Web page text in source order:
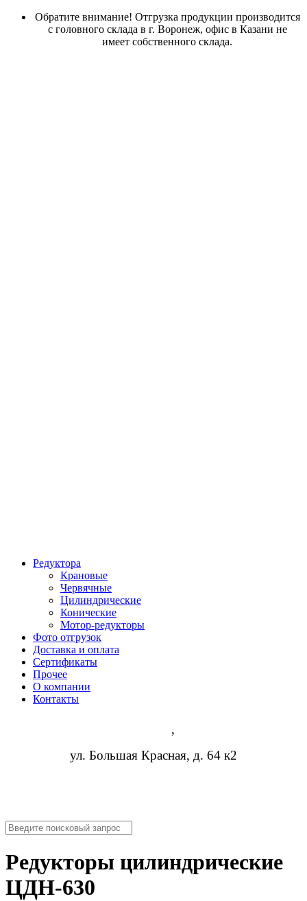
Обратите внимание! Отгрузка продукции производится
с головного склада в г. Воронеж, офис в Казани не
имеет собственного склада.
Редуктора
Крановые
Червячные
Цилиндрические
Конические
Мотор-редукторы
Фото отгрузок
Доставка и оплата
Сертификаты
Прочее
О компании
Контакты
,
ул. Большая Красная, д. 64 к2
Редукторы цилиндрические
ЦДН-630